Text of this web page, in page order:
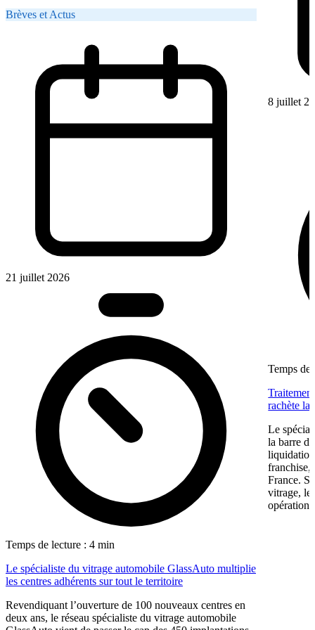
Brèves et Actus
21 juillet 2026
Temps de lecture : 4 min
Le spécialiste du vitrage automobile GlassAuto multiplie
les centres adhérents sur tout le territoire
Revendiquant l’ouverture de 100 nouveaux centres en
deux ans, le réseau spécialiste du vitrage automobile
8 juillet
Temps de
rachète la
Le
la barre
franchise,
France.
vitrage, le
opération